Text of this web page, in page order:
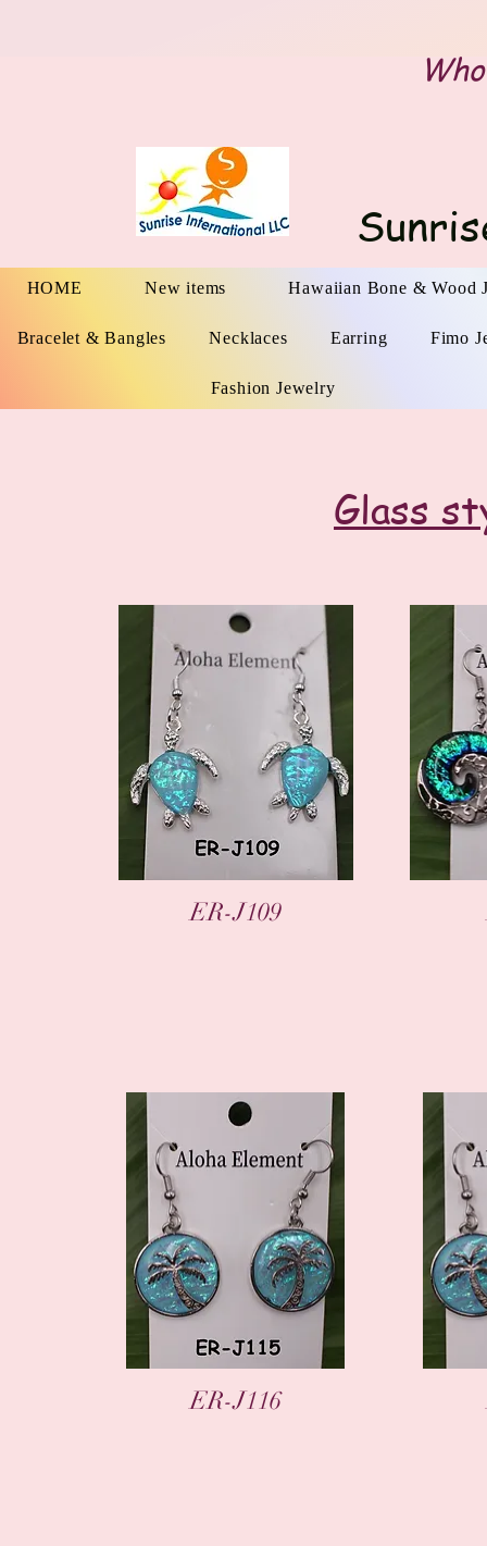
Glass
العرض السريع
ER-J109
العرض السريع
ER-J116
HOME New items Hawaiian Bone & Wood
Bracelet & Bangles Necklaces Earring Fimo
Fashion Jewelry